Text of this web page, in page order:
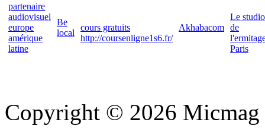
partenaire
audiovisuel
europe
amérique
latine
Be
local
cours gratuits
http://coursenligne1s6.fr/
Akhabacom
Le studio
de
Paris
Copyright © 2026 Micmag